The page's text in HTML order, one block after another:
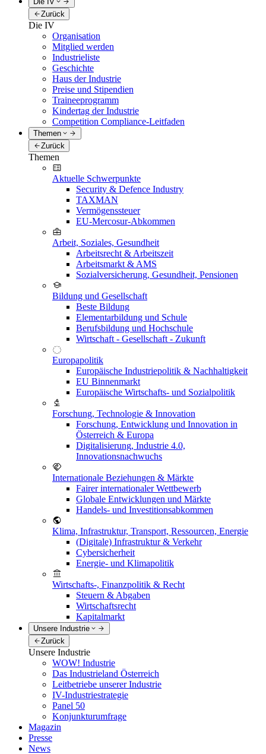
Zurück
Die IV
Organisation
Mitglied werden
Industrieliste
Geschichte
Haus der Industrie
Preise und Stipendien
Traineeprogramm
Kindertag der Industrie
Competition Compliance-Leitfaden
Themen
Zurück
Themen
Aktuelle Schwerpunkte
Security & Defence Industry
TAXMAN
Vermögenssteuer
EU-Mercosur-Abkommen
Arbeit, Soziales, Gesundheit
Arbeitsrecht & Arbeitszeit
Arbeitsmarkt & AMS
Sozialversicherung, Gesundheit, Pensionen
Bildung und Gesellschaft
Beste Bildung
Elementarbildung und Schule
Berufsbildung und Hochschule
Wirtschaft - Gesellschaft - Zukunft
Europapolitik
Europäische Industriepolitik & Nachhaltigkeit
EU Binnenmarkt
Europäische Wirtschafts- und Sozialpolitik
Forschung, Technologie & Innovation
Forschung, Entwicklung und Innovation in
Österreich & Europa
Digitalisierung, Industrie 4.0,
Innovationsnachwuchs
Internationale Beziehungen & Märkte
Fairer internationaler Wettbewerb
Globale Entwicklungen und Märkte
Handels- und Investitionsabkommen
Klima, Infrastruktur, Transport, Ressourcen, Energie
(Digitale) Infrastruktur & Verkehr
Cybersicherheit
Energie- und Klimapolitik
Wirtschafts-, Finanzpolitik & Recht
Steuern & Abgaben
Wirtschaftsrecht
Kapitalmarkt
Unsere Industrie
Zurück
Unsere Industrie
WOW! Industrie
Das Industrieland Österreich
Leitbetriebe unserer Industrie
IV-Industriestrategie
Panel 50
Konjunkturumfrage
Magazin
Presse
News